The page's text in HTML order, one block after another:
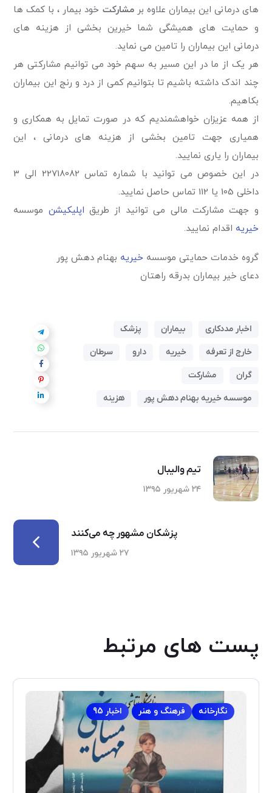
های درمانی این بیماران علاوه برمشارکت خود بیمار ، با کمک ها
و حمایت های همیشگی شما خیرین بخشی از هزینه های
درمانی این بیماران را تامین می نماید.
هر یک از ما در این مسیر به سهم خود می توانیم مشارکتی هر
چند اندک داشته باشیم تا بتوانیم کمی از درد و رنج این بیماران
بکاهیم.
از همه عزیزان خواهشمندیم که در صورت تمایل به همکاری و
همیاری جهت تامین بخشی از هزینه های درمانی ، این
بیماران را یاری نمایید.
در این خصوص می توانید با شماره تماس 22718082 الی 3
داخلی 105 یا 112 تماس حاصل نمایید.
و جهت مشارکت مالی می توانید از طریق اپلیکیشن موسسه
خیریه اقدام نمایید.
گروه خدمات حمایتی موسسه خیریه بهنام دهش پور
دعای خیر بیماران بدرقه راهتان
اخبار مددکاری بیماران
پزشک
خارج از تعرفه
خیریه دارو
سرطان
گران
مشارکت
موسسه خیریه بهنام دهش پور
هزینه
تیم والیبال
۲۴ شهریور ۱۳۹۵
پزشکان مشهور چه می‌کنند
۲۷ شهریور ۱۳۹۵
پست های مرتبط
اخبار 95 فرهنگ و هنر نگارخانه